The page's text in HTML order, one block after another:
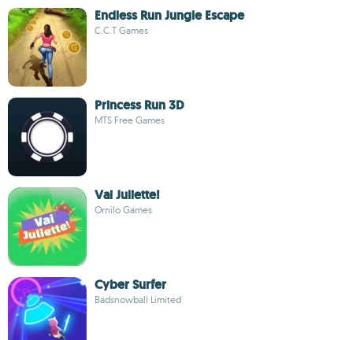
Endless Run Jungle Escape
C.C.T Games
Princess Run 3D
MTS Free Games
Vai Juliette!
Ornilo Games
Cyber Surfer
Badsnowball Limited